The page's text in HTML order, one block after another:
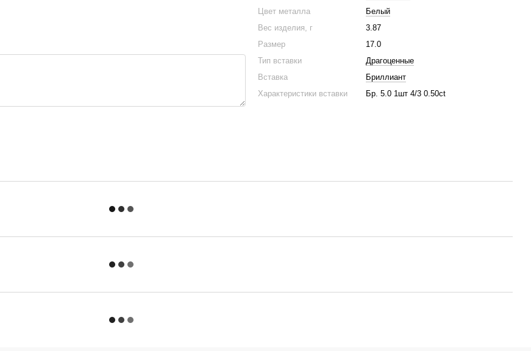
Цвет металла
Белый
Вес изделия, г
3.87
Размер
17.0
Тип вставки
Драгоценные
Вставка
Бриллиант
Характеристики вставки
Бр. 5.0 1шт 4/3 0.50ct